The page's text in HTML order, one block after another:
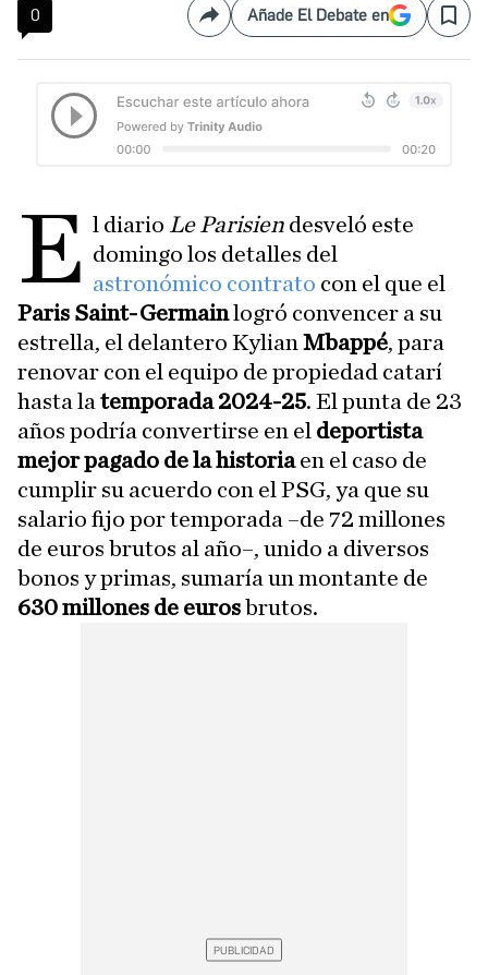
0 CompartirAñade El Debate en Save
E l diario Le Parisien desveló este
domingo los detalles del
astronómico contrato con el que el
Paris Saint-Germainlogró convencer a su
estrella, el delantero Kylian Mbappé, para
renovar con el equipo de propiedad catarí
hasta la temporada 2024-25. El punta de 23
años podría convertirse en el deportista
mejor pagado de la historiaen el caso de
cumplir su acuerdo con el PSG, ya que su
salario fijo por temporada –de 72 millones
de euros brutos al año–, unido a diversos
bonos y primas, sumaría un montante de
630 millones de eurosbrutos.